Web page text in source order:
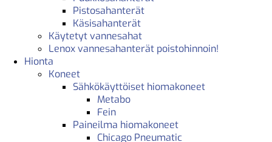
Pistosahanterät
Käsisahanterät
Käytetyt vannesahat
Lenox vannesahanterät poistohinnoin!
Hionta
Koneet
Sähkökäyttöiset hiomakoneet
Metabo
Fein
Paineilma hiomakoneet
Chicago Pneumatic